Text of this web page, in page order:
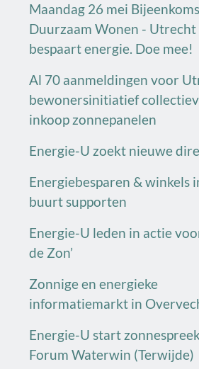
Maandag 26 mei
Duurzaam Wonen - Utrecht
bespaart energie. Doe mee!
Al 70 aanmeldingen voor
bewonersinitiatief
inkoop zonnepanelen
Energie-U zoekt nieuwe
Energiebesparen & winkels
buurt supporten
Energie-U leden in actie
de Zon’
Zonnige en energieke
informatiemarkt in
Energie-U start
Forum Waterwin (Terwijde)